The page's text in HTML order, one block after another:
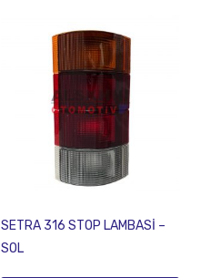
SETRA 316 STOP LAMBASİ –
SOL